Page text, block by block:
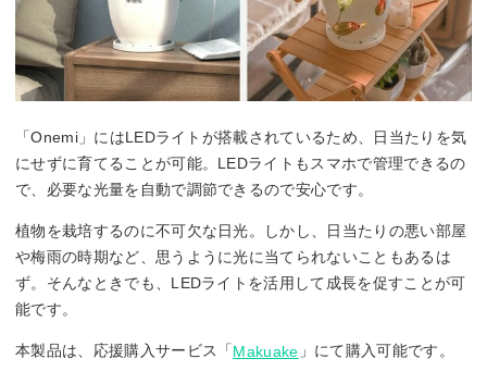
「Onemi」にはLEDライトが搭載されているため、日当たりを気
にせずに育てることが可能。LEDライトもスマホで管理できるの
で、必要な光量を自動で調節できるので安心です。
植物を栽培するのに不可欠な日光。しかし、日当たりの悪い部屋
や梅雨の時期など、思うように光に当てられないこともあるは
ず。そんなときでも、LEDライトを活用して成長を促すことが可
能です。
本製品は、応援購入サービス「Makuake 」にて購入可能です。